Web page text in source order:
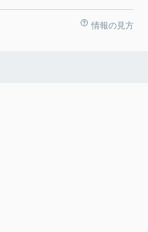
情報の見方